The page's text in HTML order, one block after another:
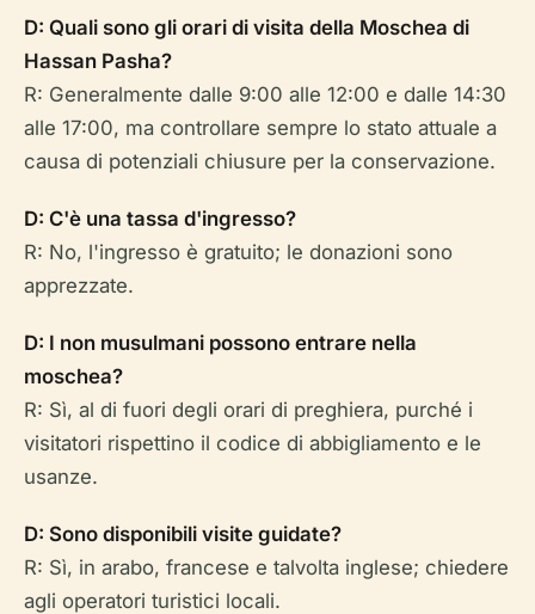
D: Quali sono gli orari di visita della Moschea di
Hassan Pasha?
R: Generalmente dalle 9:00 alle 12:00 e dalle 14:30
alle 17:00, ma controllare sempre lo stato attuale a
causa di potenziali chiusure per la conservazione.
D: C'è una tassa d'ingresso?
R: No, l'ingresso è gratuito; le donazioni sono
apprezzate.
D: I non musulmani possono entrare nella
moschea?
R: Sì, al di fuori degli orari di preghiera, purché i
visitatori rispettino il codice di abbigliamento e le
usanze.
D: Sono disponibili visite guidate?
R: Sì, in arabo, francese e talvolta inglese; chiedere
agli operatori turistici locali.